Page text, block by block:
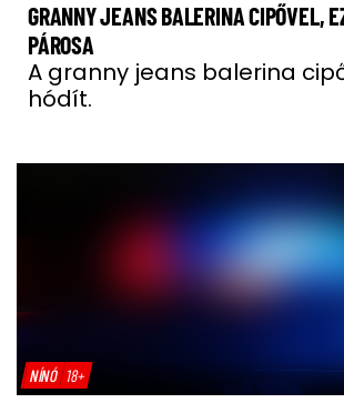
GRANNY JEANS BALERINA CIPŐVEL,
PÁROSA
A granny jeans balerina
hódít.
NÍNÓ 18+